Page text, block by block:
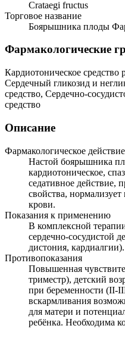
Crataegi fructus
Торговое название
Боярышника плоды
Фармакологические
Кардиотоническое средство
Сердечный гликозид и
средство, Сердечно-
средство
Описание
Фармакологическое действие
Настой боярышника
кардиотоническое,
седативное действие,
свойства, нормализует
крови.
Показания к применению
В комплексной
сердечно-сосудистой
дистония, кардиалгии).
Противопоказания
Повышенная
триместр), детский
при беременности (II-
вскармливания
для матери и
ребёнка. Необходима